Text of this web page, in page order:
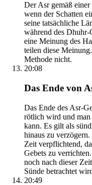
Der Asr gemäß
wenn der Schatten
seine tatsächliche
während des Dhuhr-
eine Meinung des
teilen diese
Methode nicht.
20:08
Das Ende von
Das Ende des Asr-
rötlich wird und man
kann. Es gilt als
hinaus zu
Zeit verpflichtend,
Gebets zu
noch nach dieser
Sünde betrachtet
20:49